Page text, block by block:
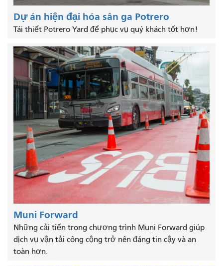
Dự án hiện đại hóa sân ga Potrero
Tái thiết Potrero Yard để phục vụ quý khách tốt hơn!
Muni Forward
Những cải tiến trong chương trình Muni Forward giúp
dịch vụ vận tải công cộng trở nên đáng tin cậy và an
toàn hơn.